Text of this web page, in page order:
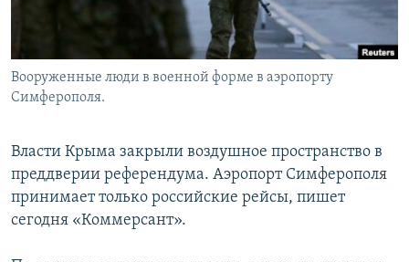
English
Русский
Все сайты Радио Азатутюн
Вооруженные люди в военной форме в аэропорту
Симферополя.
Власти Крыма закрыли воздушное пространство в
преддверии референдума. Аэропорт Симферополя
принимает только российские рейсы, пишет
сегодня «Коммерсант».